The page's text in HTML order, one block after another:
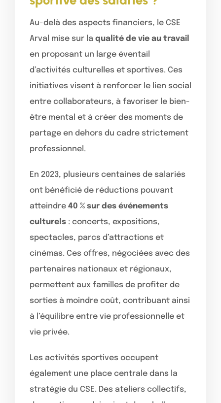
Au-delà des aspects financiers, le CSE
Arval mise sur la qualité de vie au travail
en proposant un large éventail
d’activités culturelles et sportives. Ces
initiatives visent à renforcer le lien social
entre collaborateurs, à favoriser le bien-
être mental et à créer des moments de
partage en dehors du cadre strictement
professionnel.
En 2023, plusieurs centaines de salariés
ont bénéficié de réductions pouvant
atteindre 40 % sur des événements
culturels : concerts, expositions,
spectacles, parcs d’attractions et
cinémas. Ces offres, négociées avec des
partenaires nationaux et régionaux,
permettent aux familles de profiter de
sorties à moindre coût, contribuant ainsi
à l’équilibre entre vie professionnelle et
vie privée.
Les activités sportives occupent
également une place centrale dans la
stratégie du CSE. Des ateliers collectifs,